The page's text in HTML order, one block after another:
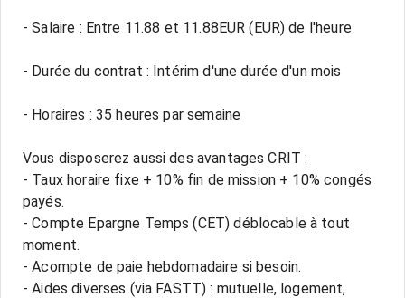
- Salaire : Entre 11.88 et 11.88EUR (EUR) de l'heure
- Durée du contrat : Intérim d'une durée d'un mois
- Horaires : 35 heures par semaine
Vous disposerez aussi des avantages CRIT :
- Taux horaire fixe + 10% fin de mission + 10% congés
payés.
- Compte Epargne Temps (CET) déblocable à tout
moment.
- Acompte de paie hebdomadaire si besoin.
- Aides diverses (via FASTT) : mutuelle, logement,